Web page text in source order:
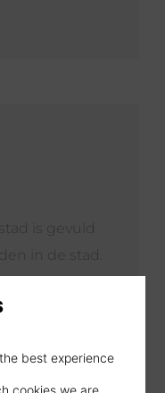
is gevuld
in de stad.
best experience
cookies we are